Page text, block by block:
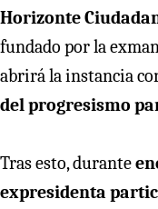
Horizonte
fundado por la
abrirá la instancia
del progresismo
Tras esto, durante
expresidenta